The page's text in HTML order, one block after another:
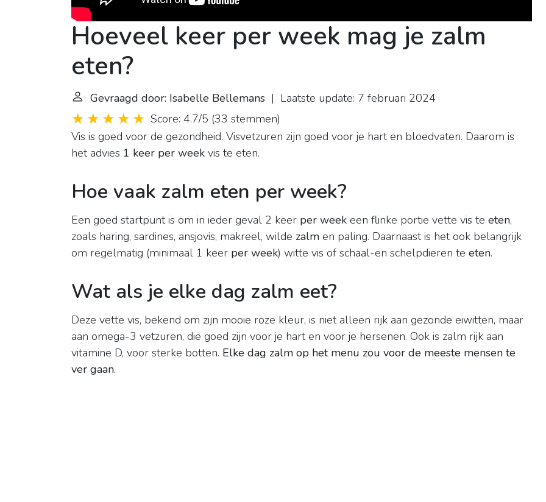
Hoeveel keer per week mag je zalm
eten?
Gevraagd door: Isabelle Bellemans | Laatste update: 7 februari 2024
Score: 4.7/5 (33 stemmen)
Vis is goed voor de gezondheid. Visvetzuren zijn goed voor je hart en bloedvaten. Daarom is
het advies 1 keer per week vis te eten.
Hoe vaak zalm eten per week?
Een goed startpunt is om in ieder geval 2 keer per week een flinke portie vette vis te eten,
zoals haring, sardines, ansjovis, makreel, wilde zalm en paling. Daarnaast is het ook belangrijk
om regelmatig (minimaal 1 keer per week) witte vis of schaal-en schelpdieren te eten.
Wat als je elke dag zalm eet?
Deze vette vis, bekend om zijn mooie roze kleur, is niet alleen rijk aan gezonde eiwitten, maar
aan omega-3 vetzuren, die goed zijn voor je hart en voor je hersenen. Ook is zalm rijk aan
vitamine D, voor sterke botten. Elke dag zalm op het menu zou voor de meeste mensen te
ver gaan.